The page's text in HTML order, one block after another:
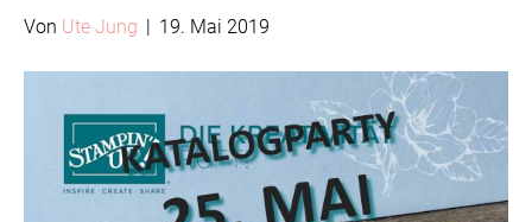
Von Ute Jung | 19. Mai 2019